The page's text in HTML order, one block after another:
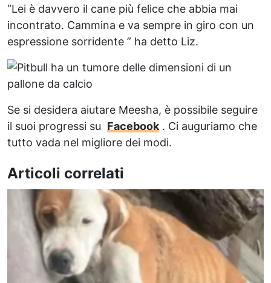
“Lei è davvero il cane più felice che abbia mai
incontrato. Cammina e va sempre in giro con un
espressione sorridente ” ha detto Liz.
Se si desidera aiutare Meesha, è possibile seguire
il suoi progressi su Facebook. Ci auguriamo che
tutto vada nel migliore dei modi.
Articoli correlati